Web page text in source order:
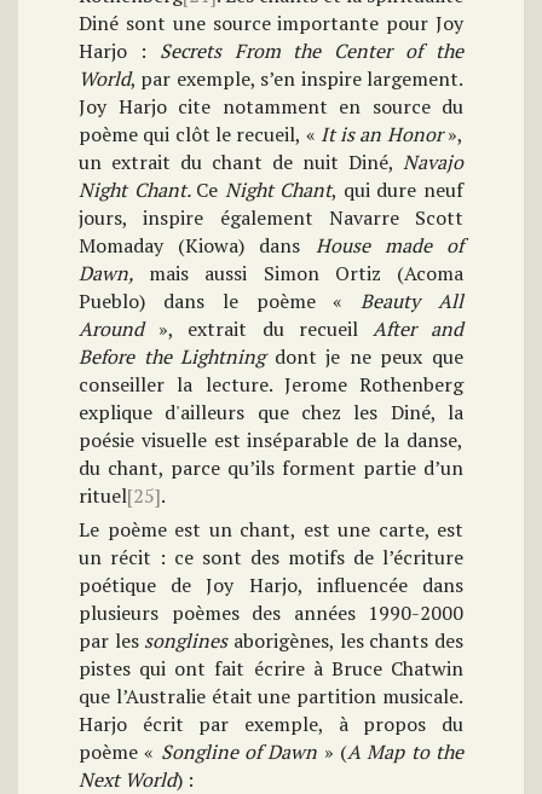
Diné sont une source importante pour Joy
Harjo : Secrets From the Center of the
World, par exemple, s’en inspire largement.
Joy Harjo cite notamment en source du
poème qui clôt le recueil, « It is an Honor»,
un extrait du chant de nuit Diné, Navajo
Night Chant. Ce Night Chant, qui dure neuf
jours, inspire également Navarre Scott
Momaday (Kiowa) dans House made of
Dawn, mais aussi Simon Ortiz (Acoma
Pueblo) dans le poème «Beauty All
Around», extrait du recueil After and
Before the Lightningdont je ne peux que
conseiller la lecture. Jerome Rothenberg
explique d'ailleurs que chez les Diné, la
poésie visuelle est inséparable de la danse,
du chant, parce qu’ils forment partie d’un
rituel[25].
Le poème est un chant, est une carte, est
un récit : ce sont des motifs de l’écriture
poétique de Joy Harjo, influencée dans
plusieurs poèmes des années 1990-2000
par les songlinesaborigènes, les chants des
pistes qui ont fait écrire à Bruce Chatwin
que l’Australie était une partition musicale.
Harjo écrit par exemple, à propos du
poème « Songline of Dawn » (A Map to the
Next World) :